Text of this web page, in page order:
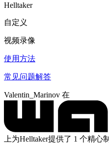
Helltaker
自定义
视频录像
使用方法
常见问题解答
Valentin_Marinov 在
上为Helltaker提供了 1 个精